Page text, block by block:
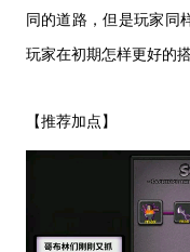
同的道路，但是玩家同
玩家在初期怎样更好的
【推荐加点】